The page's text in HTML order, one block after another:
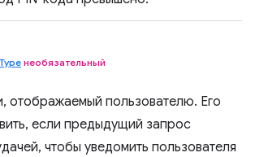
необязательный
отображаемый пользователю. Его
если предыдущий запрос
чтобы уведомить пользователя